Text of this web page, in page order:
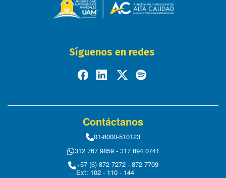
Síguenos en redes
Contáctanos
01-8000-510123
312 767 9859 - 317 894 0741
+57 (6) 872 7272 - 872 7709
Ext: 102 - 110 - 144